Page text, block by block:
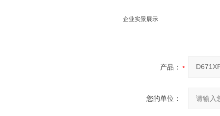
企业实景展示
产品：
您的单位：